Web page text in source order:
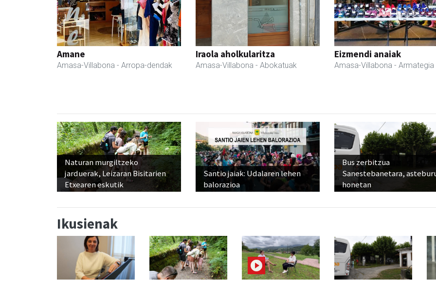
Amane
Amasa-Villabona - Arropa-dendak
Iraola aholkularitza
Amasa-Villabona - Abokatuak
Eizmendi anaiak
Amasa-Villabona - Armategia
Naturan murgiltzeko
jarduerak, Leizaran Bisitarien
Etxearen eskutik
Santio jaiak: Udalaren lehen
balorazioa
Bus zerbitzua
Sanestebanetara,
honetan
Ikusienak